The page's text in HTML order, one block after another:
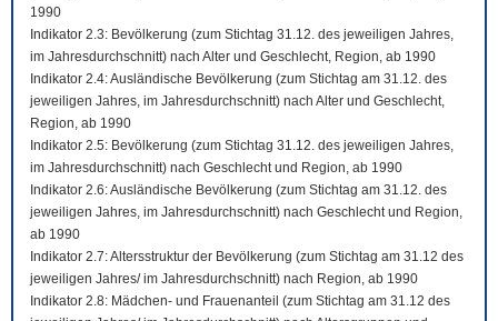
1990
Indikator 2.3: Bevölkerung (zum Stichtag 31.12. des jeweiligen Jahres,
im Jahresdurchschnitt) nach Alter und Geschlecht, Region, ab 1990
Indikator 2.4: Ausländische Bevölkerung (zum Stichtag am 31.12. des
jeweiligen Jahres, im Jahresdurchschnitt) nach Alter und Geschlecht,
Region, ab 1990
Indikator 2.5: Bevölkerung (zum Stichtag 31.12. des jeweiligen Jahres,
im Jahresdurchschnitt) nach Geschlecht und Region, ab 1990
Indikator 2.6: Ausländische Bevölkerung (zum Stichtag am 31.12. des
jeweiligen Jahres, im Jahresdurchschnitt) nach Geschlecht und Region,
ab 1990
Indikator 2.7: Altersstruktur der Bevölkerung (zum Stichtag am 31.12 des
jeweiligen Jahres/ im Jahresdurchschnitt) nach Region, ab 1990
Indikator 2.8: Mädchen- und Frauenanteil (zum Stichtag am 31.12 des